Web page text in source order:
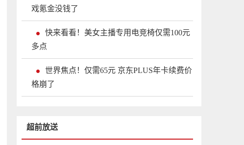
戏氪金没钱了
快来看看！美女主播专用电竞椅仅需100元
多点
世界焦点！仅需65元 京东PLUS年卡续费价
格崩了
超前放送